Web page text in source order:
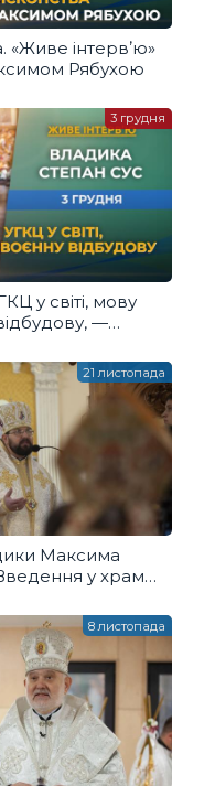
«Живе інтервʼю»
Рябухою
у світі, мову
—
3 грудня
Максима
у храм
21 листопада
8 листопада